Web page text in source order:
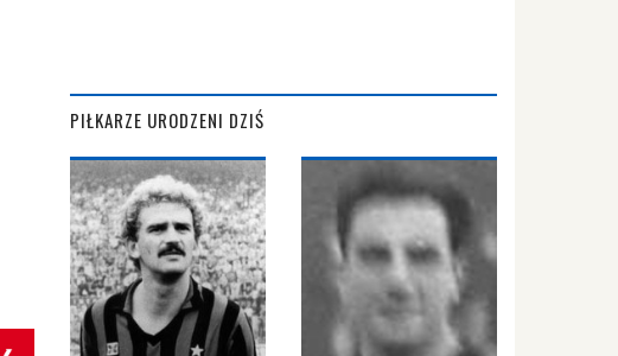
PIŁKARZE URODZENI DZIŚ